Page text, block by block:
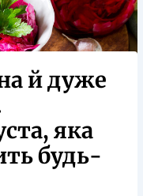
й дуже
яка
будь-